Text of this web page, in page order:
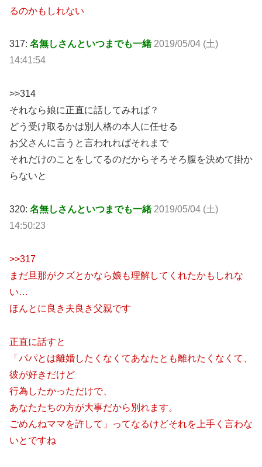
るのかもしれない
317: 名無しさんといつまでも一緒2019/05/04 (土)
14:41:54
>>314
それなら娘に正直に話してみれば？
どう受け取るかは別人格の本人に任せる
お父さんに言うと言われればそれまで
それだけのことをしてるのだからそろそろ腹を決めて掛か
らないと
320: 名無しさんといつまでも一緒 2019/05/04 (土)
14:50:23
>>317
まだ旦那がクズとかなら娘も理解してくれたかもしれな
い…
ほんとに良き夫良き父親です
正直に話すと
「パパとは離婚したくなくてあなたとも離れたくなくて、
彼が好きだけど
行為したかっただけで、
あなたたちの方が大事だから別れます。
ごめんねママを許して」ってなるけどそれを上手く言わな
いとですね